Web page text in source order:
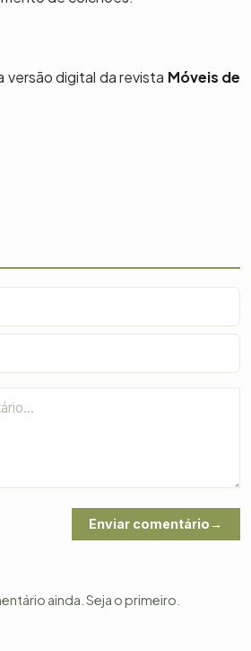
versão digital da revista Móveis de
Enviar comentário
ainda. Seja o primeiro.